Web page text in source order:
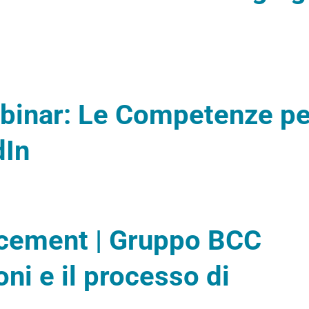
Le Competenze
| Gruppo BCC
e il processo di